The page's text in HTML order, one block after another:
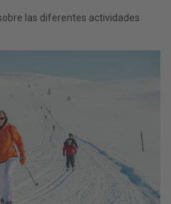
las diferentes actividades